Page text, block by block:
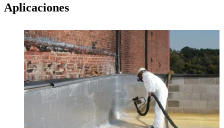
Aplicaciones